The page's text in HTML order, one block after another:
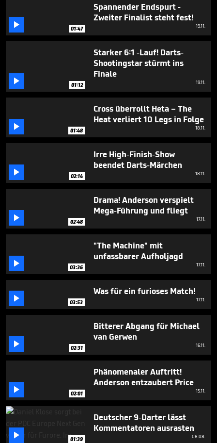
seconds
 01:47
Spannender Endspurt -
Zweiter Finalist steht fest!
19.11.
 01:12
Starker 6:1 -Lauf! Darts-
Shootingstar stürmt ins
Finale
19.11.
 01:48
Cross überrollt Heta – The
Heat verliert 10 Legs in Folge
18.11.
 02:14
Irre High-Finish-Show
beendet Darts-Märchen
18.11.
 02:48
Drama! Anderson verspielt
Mega-Führung und fliegt
17.11.
 03:36
"The Machine" mit
unfassbarer Aufholjagd
17.11.
 03:53
Was für ein furioses Match!
17.11.
 02:31
Bitterer Abgang für Michael
van Gerwen
16.11.
 02:01
Phänomenaler Auftritt!
Anderson entzaubert Price
15.11.
 01:39
Deutscher 9-Darter lässt
Kommentatoren ausrasten
08.08.